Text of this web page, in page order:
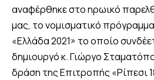
αναφέρθηκε στο ηρωικό
μας, το νομισματικό
«Ελλάδα 2021» το οποίο
δημιουργό κ. Γιώργο
δράση της Επιτροπής «Ρίπεσι